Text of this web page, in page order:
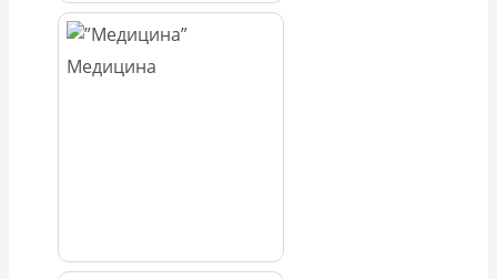
Медицина